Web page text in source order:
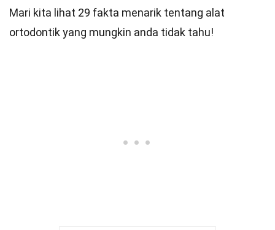
Mari kita lihat 29 fakta menarik tentang alat
ortodontik yang mungkin anda tidak tahu!